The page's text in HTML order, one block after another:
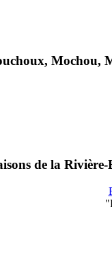
Mochou,
de la